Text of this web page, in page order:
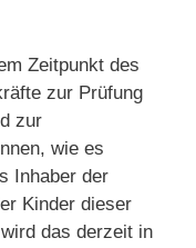
Zeitpunkt des
zur Prüfung
zur
wie es
Inhaber der
Kinder dieser
das derzeit in